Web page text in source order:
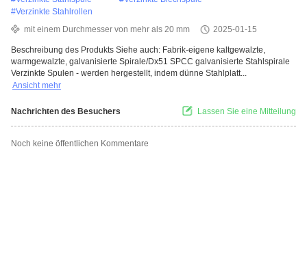
#Verzinkte Stahlrollen
mit einem Durchmesser von mehr als 20 mm
2025-01-15
Beschreibung des Produkts Siehe auch: Fabrik-eigene kaltgewalzte,
warmgewalzte, galvanisierte Spirale/Dx51 SPCC galvanisierte Stahlspirale
Verzinkte Spulen - werden hergestellt, indem dünne Stahlplatt...
Ansicht mehr
Nachrichten des Besuchers Lassen Sie eine Mitteilung
Noch keine öffentlichen Kommentare